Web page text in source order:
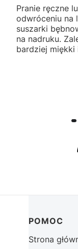
Pranie ręczne
odwróceniu na
suszarki
na nadruku.
bardziej miękki
Linki w
POMOC
Strona